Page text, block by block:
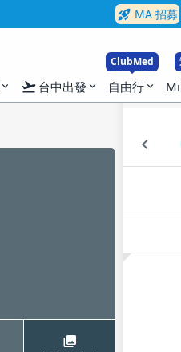
rocket_launch MA 招募
expand_more flight_takeoff 台中出發 expand_more
ClubMed
自由行 expand_more